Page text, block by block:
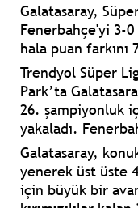
Galatasaray,
Fenerbahçe'yi 3-
hala puan farkını
Trendyol Süper
Park’ta
26. şampiyonluk
yakaladı.
Galatasaray,
yenerek üst üste
için büyük bir